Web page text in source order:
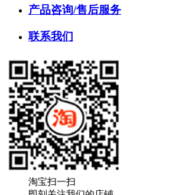
产品咨询/售后服务
联系我们
淘宝扫一扫